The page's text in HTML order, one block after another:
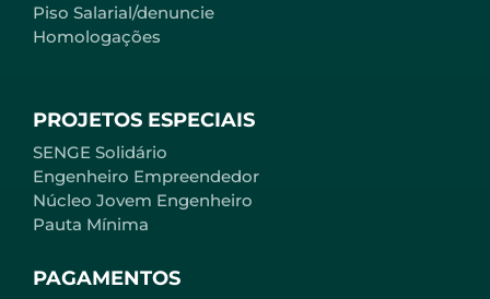
Piso Salarial/denuncie
Homologações
PROJETOS ESPECIAIS
SENGE Solidário
Engenheiro Empreendedor
Núcleo Jovem Engenheiro
Pauta Mínima
PAGAMENTOS